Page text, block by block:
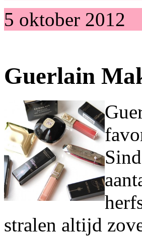
5 oktober 2012
Guerlain
stralen altijd